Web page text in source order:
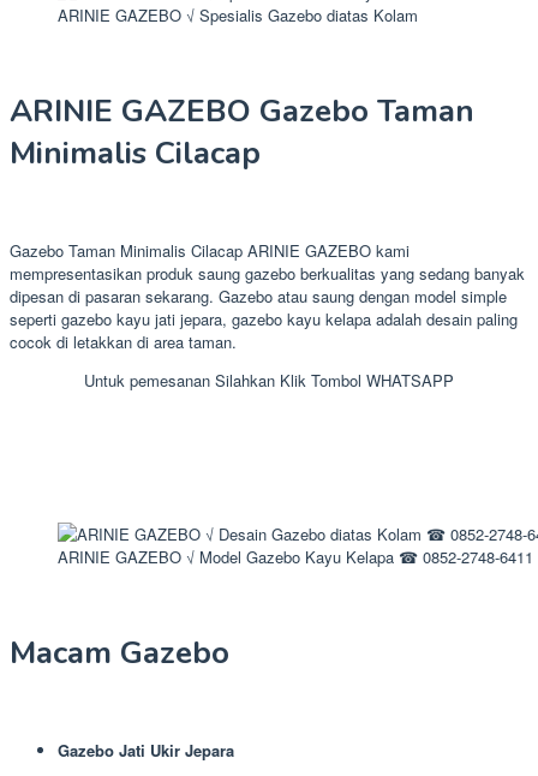
ARINIE GAZEBO √ Spesialis Gazebo diatas Kolam
ARINIE GAZEBO Gazebo Taman
Minimalis Cilacap
Gazebo Taman Minimalis Cilacap ARINIE GAZEBO kami
mempresentasikan produk saung gazebo berkualitas yang sedang banyak
dipesan di pasaran sekarang. Gazebo atau saung dengan model simple
seperti gazebo kayu jati jepara, gazebo kayu kelapa adalah desain paling
cocok di letakkan di area taman.
Untuk pemesanan Silahkan Klik Tombol WHATSAPP
ARINIE GAZEBO √ Model Gazebo Kayu Kelapa ☎ 0852-2748-6411
Macam Gazebo
Gazebo Jati Ukir Jepara